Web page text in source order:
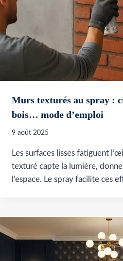
Murs texturés au spray :
bois… mode d’emploi
9 août 2025
Les surfaces lisses fatiguent
texturé capte la lumière,
l’espace. Le spray facilite ces